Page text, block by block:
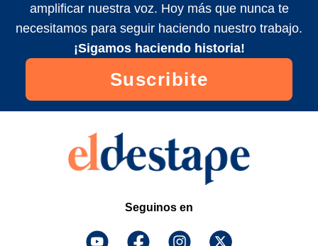
amplificar nuestra voz. Hoy más que nunca te
necesitamos para seguir haciendo nuestro trabajo.
¡Sigamos haciendo historia!
Suscribite
Seguinos en